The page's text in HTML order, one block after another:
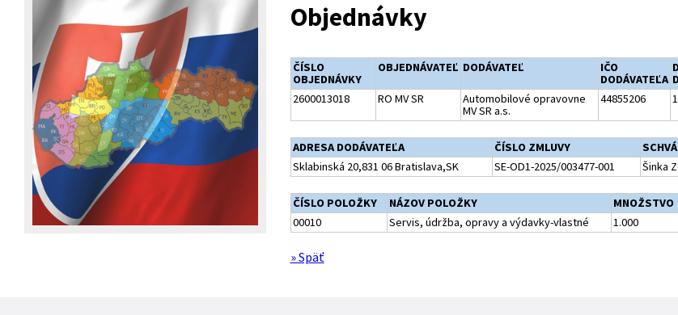
Objednávky
ČÍSLO
OBJEDNÁVKY
OBJEDNÁVATEĽ DODÁVATEĽ
IČO
DODÁVATEĽA
2600013018 RO MV SR
Automobilové opravovne
MV SR a.s.
44855206
ADRESA DODÁVATEĽA ČÍSLO ZMLUVY
Sklabinská 20,831 06 Bratislava,SK
SE-OD1-2025/003477-001 Šinka
ČÍSLO POLOŽKY NÁZOV POLOŽKY MNOŽSTVO
00010
Servis, údržba, opravy a výdavky-vlastné 1.000
» Späť